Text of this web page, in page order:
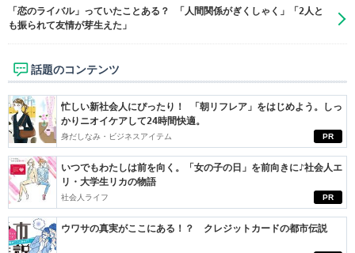
「恋のライバル」っていたことある？ 「人間関係がぎくしゃく」「2人と
も振られて友情が芽生えた」
話題のコンテンツ
PR
忙しい新社会人にぴったり！ 「朝リフレア」をはじめよう。しっ
かりニオイケアして24時間快適。
身だしなみ・ビジネスアイテム
PR
いつでもわたしは前を向く。「女の子の日」を前向きに♪社会人エ
リ・大学生リカの物語
社会人ライフ
ウワサの真実がここにある！？ クレジットカードの都市伝説